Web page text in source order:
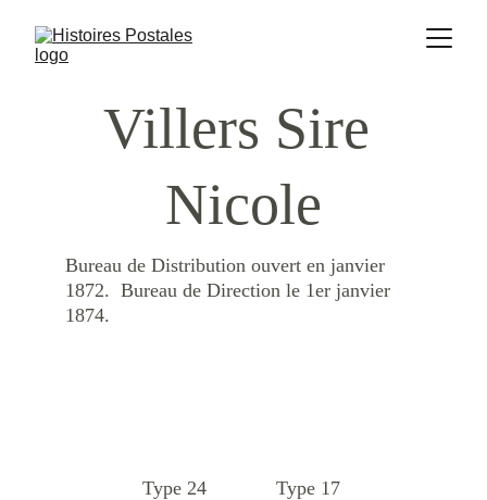
Villers Sire
Nicole
Bureau de Distribution ouvert en janvier
1872.  Bureau de Direction le 1er janvier
1874.
Type 24 Type 17